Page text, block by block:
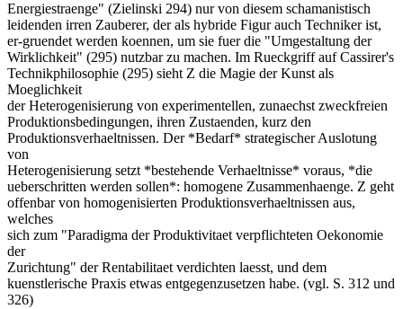
Energiestraenge" (Zielinski 294) nur von diesem schamanistisch
leidenden irren Zauberer, der als hybride Figur auch Techniker ist,
er-gruendet werden koennen, um sie fuer die "Umgestaltung der
Wirklichkeit" (295) nutzbar zu machen. Im Rueckgriff auf Cassirer's
Technikphilosophie (295) sieht Z die Magie der Kunst als
Moeglichkeit
der Heterogenisierung von experimentellen, zunaechst zweckfreien
Produktionsbedingungen, ihren Zustaenden, kurz den
Produktionsverhaeltnissen. Der *Bedarf* strategischer Auslotung
von
Heterogenisierung setzt *bestehende Verhaeltnisse* voraus, *die
ueberschritten werden sollen*: homogene Zusammenhaenge. Z geht
offenbar von homogenisierten Produktionsverhaeltnissen aus,
welches
sich zum "Paradigma der Produktivitaet verpflichteten Oekonomie
der
Zurichtung" der Rentabilitaet verdichten laesst, und dem
kuenstlerische Praxis etwas entgegenzusetzen habe. (vgl. S. 312 und
326)